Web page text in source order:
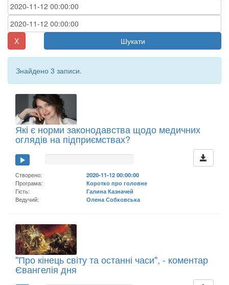
X Шукати
Знайдено 3 записи.
Які є норми законодавства щодо медичних
оглядів на підприємствах?
Створено:
2020-11-12 00:00:00
Програма:
Коротко про головне
Гість:
Галина Казначей
Ведучий:
Олена Собковська
"Про кінець світу та останні часи", - коментар
Євангелія дня